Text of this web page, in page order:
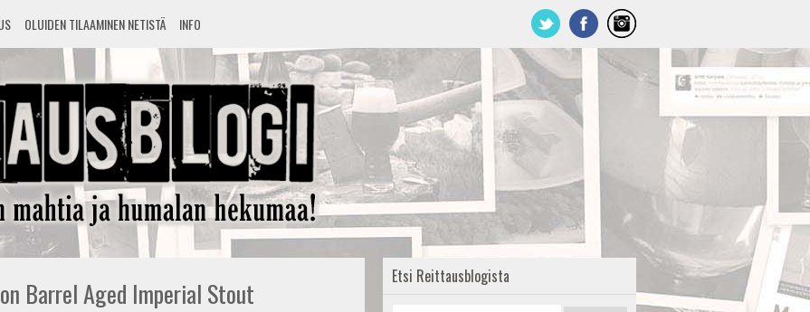
OLUIDEN TILAAMINEN NETISTÄ INFO
Barrel Aged Imperial Stout Etsi Reittausblogista